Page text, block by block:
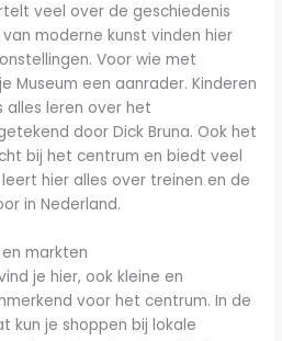
veel over de geschiedenis
moderne kunst vinden hier
Voor wie met
Museum een aanrader. Kinderen
alles leren over het
door Dick Bruna. Ook het
bij het centrum en biedt veel
hier alles over treinen en de
in Nederland.
markten
je hier, ook kleine en
voor het centrum. In de
kun je shoppen bij lokale